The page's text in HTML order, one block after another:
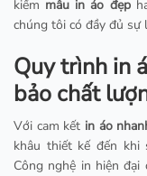
kiếm mẫu in áo đẹp
chúng tôi có đầy đủ sự
Quy trình in
bảo chất
Với cam kết in áo
khâu thiết kế đến khi
Công nghệ in hiện đại